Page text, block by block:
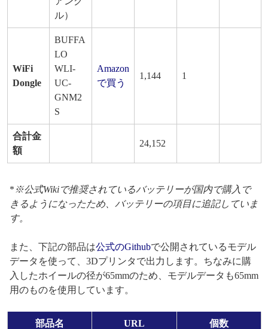
ル）
WiFi
Dongle
BUFFA
LO
WLI-
UC-
GNM2
S
Amazon
で買う
1,144 1
合計金
額
24,152
* ※公式Wikiで推奨されているバッテリーが国内で購入で
きるようになったため、バッテリーの項目に追記していま
す。
また、下記の部品は公式のGithubで公開されているモデル
データを使って、3Dプリンタで出力します。ちなみに購
入したホイールの径が65mmのため、モデルデータも65mm
用のものを使用しています。
部品名 URL 個数